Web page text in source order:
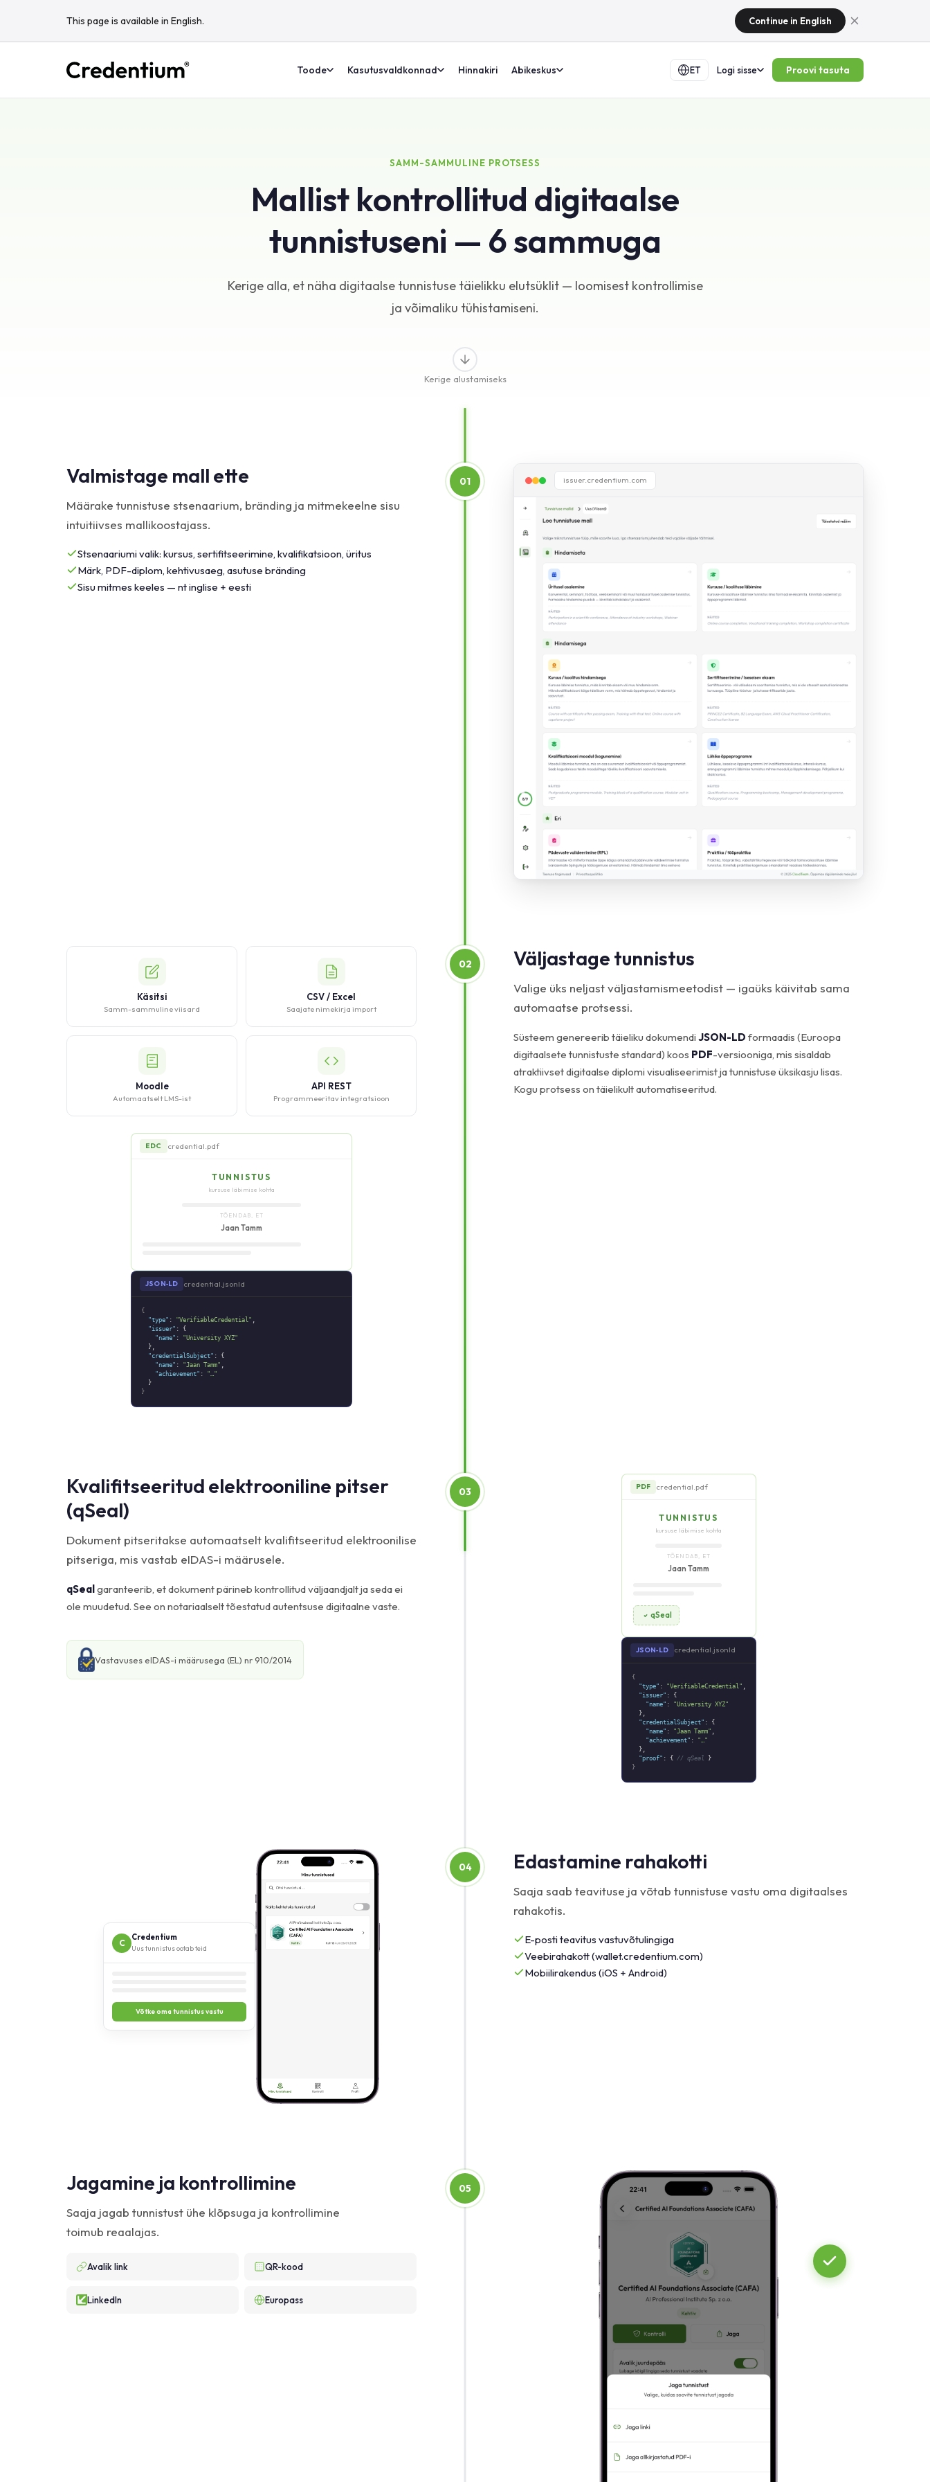
This page is available in English. Continue in English
Toode Kasutusvaldkonnad Hinnakiri Abikeskus ET Logi sisse Proovi tasuta
SAMM-SAMMULINE PROTSESS
Mallist kontrollitud digitaalse
tunnistuseni — 6 sammuga
Kerige alla, et näha digitaalse tunnistuse täielikku elutsüklit — loomisest kontrollimise
ja võimaliku tühistamiseni.
Kerige alustamiseks
Valmistage mall ette
Määrake tunnistuse stsenaarium, bränding ja mitmekeelne sisu
intuitiivses mallikoostajass.
Stsenaariumi valik: kursus, sertifitseerimine, kvalifikatsioon, üritus
Märk, PDF-diplom, kehtivusaeg, asutuse bränding
Sisu mitmes keeles — nt inglise + eesti
01 issuer.credentium.com
Käsitsi
Samm-sammuline viisard
CSV / Excel
Saajate nimekirja import
Moodle
Automaatselt LMS-ist
API REST
Programmeeritav integratsioon
EDC credential.pdf
TUNNISTUS
kursuse läbimise kohta
TÕENDAB, ET
Jaan Tamm
JSON‑LD credential.jsonld
{
"type" : "VerifiableCredential" ,
"issuer" : {
"name" : "University XYZ"
},
"credentialSubject" : {
"name" : "Jaan Tamm" ,
"achievement" : "…"
}
}
02 Väljastage tunnistus
Valige üks neljast väljastamismeetodist — igaüks käivitab sama
automaatse protsessi.
Süsteem genereerib täieliku dokumendi JSON-LD formaadis (Euroopa
digitaalsete tunnistuste standard) koos PDF-versiooniga, mis sisaldab
atraktiivset digitaalse diplomi visualiseerimist ja tunnistuse üksikasju lisas.
Kogu protsess on täielikult automatiseeritud.
Kvalifitseeritud elektrooniline pitser
(qSeal)
Dokument pitseritakse automaatselt kvalifitseeritud elektroonilise
pitseriga, mis vastab eIDAS-i määrusele.
qSeal garanteerib, et dokument pärineb kontrollitud väljaandjalt ja seda ei
ole muudetud. See on notariaalselt tõestatud autentsuse digitaalne vaste.
Vastavuses eIDAS-i määrusega (EL) nr 910/2014
03 PDF credential.pdf
TUNNISTUS
kursuse läbimise kohta
TÕENDAB, ET
Jaan Tamm
qSeal
JSON‑LD credential.jsonld
{
"type" : "VerifiableCredential"
"issuer" : {
"name" :
"University XYZ"
},
"credentialSubject" : {
"name" : "Jaan Tamm"
"achievement" :
"…"
},
"proof" : { // qSeal }
}
C
Credentium
Uus tunnistus ootab teid
Võtke oma tunnistus vastu
04 Edastamine rahakotti
Saaja saab teavituse ja võtab tunnistuse vastu oma digitaalses
rahakotis.
E-posti teavitus vastuvõtulingiga
Veebirahakott (wallet.credentium.com)
Mobiilirakendus (iOS + Android)
Jagamine ja kontrollimine
Saaja jagab tunnistust ühe klõpsuga ja kontrollimine
toimub reaalajas.
Avalik link QR-kood
LinkedIn Europass
05